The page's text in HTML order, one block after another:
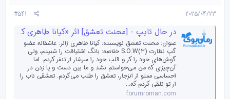
ض
ع
2025/04/23
#541
در حال تایپ - [محنت تعشق] اثر «کیانا طاهری کاربر انجمن رمان بوک»
عنوان: محنت تعشق نویسنده: کیانا طاهری ژانر: عاشقانه عضو
گپ نظارت (۳)S.O.W خلاصه: بانگ اشتیاقت را شنیدم، ولی
گوش‌های خود را کر و قلب خود را سرشار از تنفر کردم. اما
آن‌چیزی که من می‌خواستم نشد و ما بین دست و پا زدن در
احساسی مملو از انزجار، تعشق را طلب می‌کردم. تعشقی ناب را
از تو تلقی کردم که...
forumroman.com